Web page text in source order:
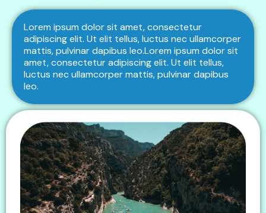
Lorem ipsum dolor sit amet, consectetur
adipiscing elit. Ut elit tellus, luctus nec ullamcorper
mattis, pulvinar dapibus leo.Lorem ipsum dolor sit
amet, consectetur adipiscing elit. Ut elit tellus,
luctus nec ullamcorper mattis, pulvinar dapibus
leo.